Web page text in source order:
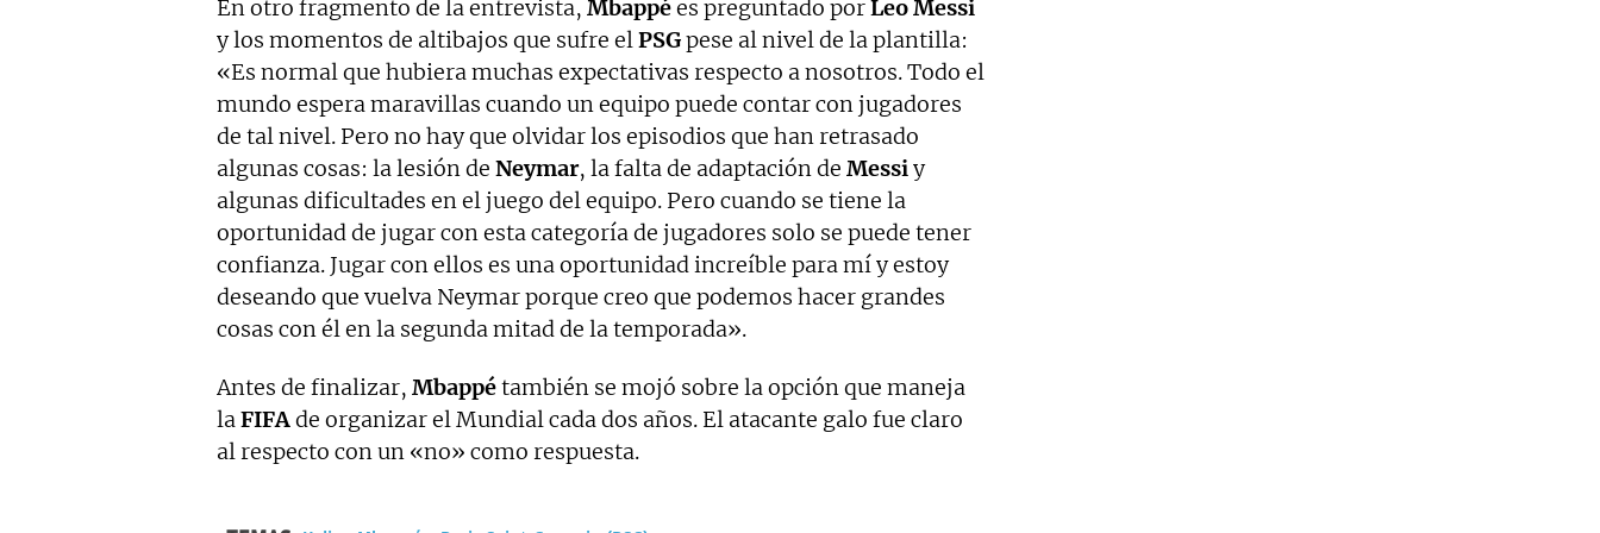
En otro fragmento de la entrevista, Mbappées preguntado porLeo Messi
y los momentos de altibajos que sufre elPSGpese al nivel de la plantilla:
«Es normal que hubiera muchas expectativas respecto a nosotros. Todo el
mundo espera maravillas cuando un equipo puede contar con jugadores
de tal nivel. Pero no hay que olvidar los episodios que han retrasado
algunas cosas: la lesión de Neymar, la falta de adaptación de Messiy
algunas dificultades en el juego del equipo. Pero cuando se tiene la
oportunidad de jugar con esta categoría de jugadores solo se puede tener
confianza. Jugar con ellos es una oportunidad increíble para mí y estoy
deseando que vuelva Neymar porque creo que podemos hacer grandes
cosas con él en la segunda mitad de la temporada».
Antes de finalizar, Mbappétambién se mojó sobre la opción que maneja
laFIFAde organizar el Mundial cada dos años. El atacante galo fue claro
al respecto con un «no» como respuesta.